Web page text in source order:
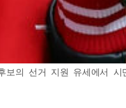
의 선거 지원 유세에서